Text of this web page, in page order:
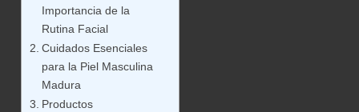
Importancia de la
Rutina Facial
Cuidados Esenciales
para la Piel Masculina
Madura
Productos